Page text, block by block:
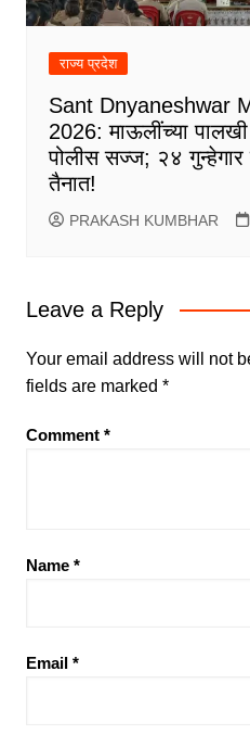
राज्य प्रदेश
Sant Dnyaneshwar
2026: माऊलींच्या पालखी
पोलीस सज्ज; २४ गुन्हेगार
तैनात!
PRAKASH KUMBHAR
Leave a Reply
Your email address will not
fields are marked *
Comment *
Name *
Email *